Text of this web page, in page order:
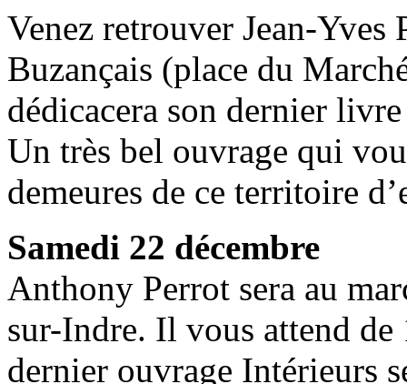
Venez retrouver Jean-Yves
Buzançais (place du
dédicacera son dernier
Un très bel ouvrage qui
demeures de ce territoire
Samedi 22 décembre
Anthony Perrot sera au
sur-Indre. Il vous attend de
dernier ouvrage Intérieurs